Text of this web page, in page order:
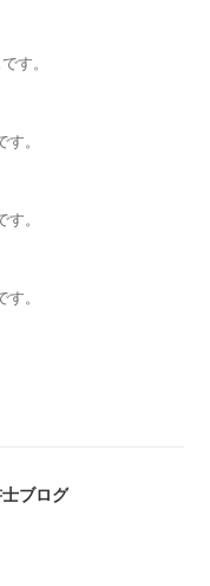
す。
。
。
。
ブログ